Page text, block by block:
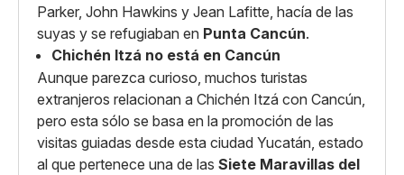
Parker, John Hawkins y Jean Lafitte, hacía de las
suyas y se refugiaban en Punta Cancún.
Chichén Itzá no está en Cancún
Aunque parezca curioso, muchos turistas
extranjeros relacionan a Chichén Itzá con Cancún,
pero esta sólo se basa en la promoción de las
visitas guiadas desde esta ciudad Yucatán, estado
al que pertenece una de las Siete Maravillas del